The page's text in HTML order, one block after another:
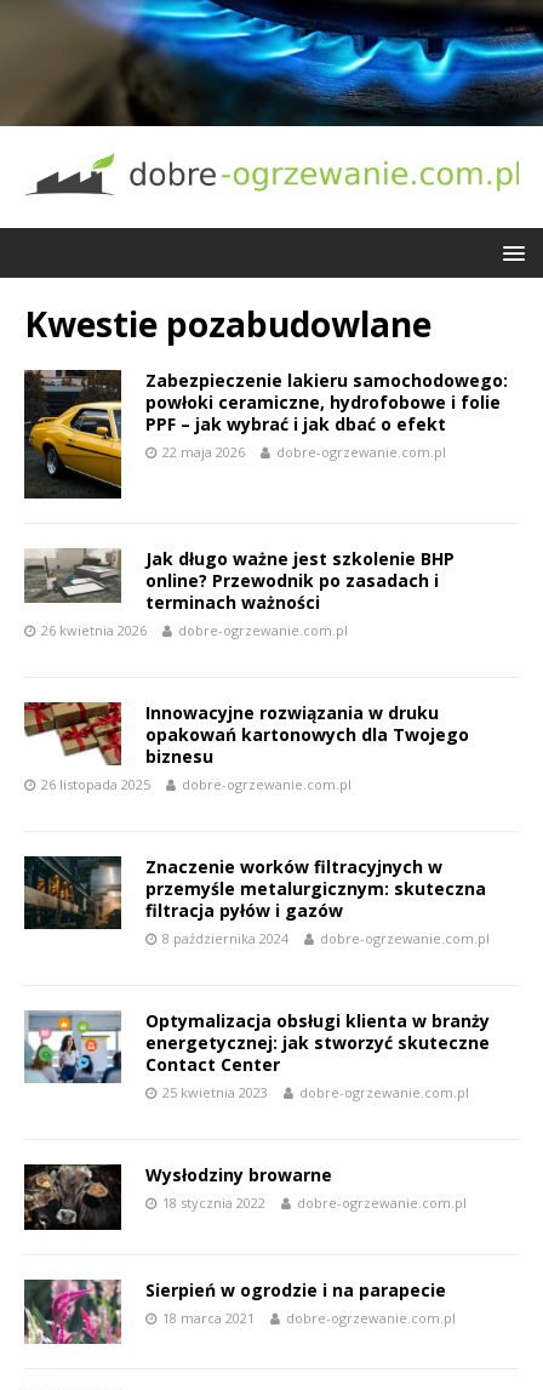
Kwestie pozabudowlane
Zabezpieczenie lakieru samochodowego:
powłoki ceramiczne, hydrofobowe i folie
PPF – jak wybrać i jak dbać o efekt
22 maja 2026 dobre-ogrzewanie.com.pl
Jak długo ważne jest szkolenie BHP
online? Przewodnik po zasadach i
terminach ważności
26 kwietnia 2026 dobre-ogrzewanie.com.pl
Innowacyjne rozwiązania w druku
opakowań kartonowych dla Twojego
biznesu
26 listopada 2025 dobre-ogrzewanie.com.pl
Znaczenie worków filtracyjnych w
przemyśle metalurgicznym: skuteczna
filtracja pyłów i gazów
8 października 2024 dobre-ogrzewanie.com.pl
Optymalizacja obsługi klienta w branży
energetycznej: jak stworzyć skuteczne
Contact Center
25 kwietnia 2023 dobre-ogrzewanie.com.pl
Wysłodziny browarne
18 stycznia 2022 dobre-ogrzewanie.com.pl
Sierpień w ogrodzie i na parapecie
18 marca 2021 dobre-ogrzewanie.com.pl